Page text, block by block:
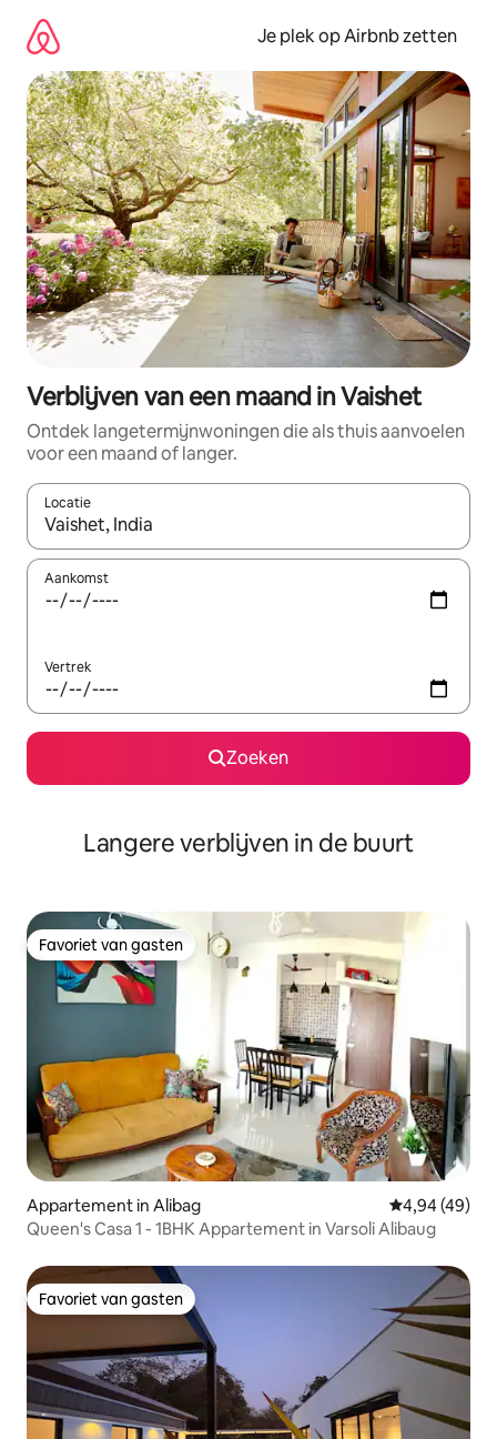
direct
naar
inhoud
Je plek op Airbnb zetten
Verblijven van een maand in Vaishet
Ontdek langetermijnwoningen die als thuis aanvoelen
voor een maand of langer.
Locatie
Wanneer er resultaten beschikbaar zijn, maak je een keuze
Aankomst
Vertrek
Zoeken
Langere verblijven in de buurt
Favoriet van gasten
Favoriet van gasten
Appartement in Alibag Gemiddelde
4,94 (49)
Queen's Casa 1 - 1BHK Appartement in Varsoli Alibaug
Favoriet van gasten
Favoriet van gasten